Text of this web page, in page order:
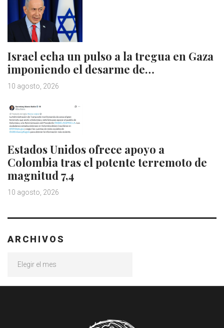
Israel echa un pulso a la tregua en Gaza
imponiendo el desarme de…
10 agosto, 2026
Estados Unidos ofrece apoyo a
Colombia tras el potente terremoto de
magnitud 7,4
10 agosto, 2026
ARCHIVOS